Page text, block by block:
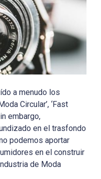
a menudo los
Circular’, ‘Fast
embargo,
en el trasfondo
podemos aportar
en el construir
de Moda